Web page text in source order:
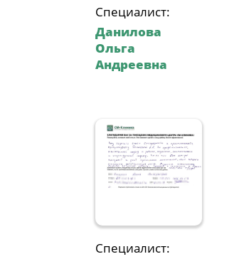
Специалист:
Данилова
Ольга
Андреевна
Специалист: